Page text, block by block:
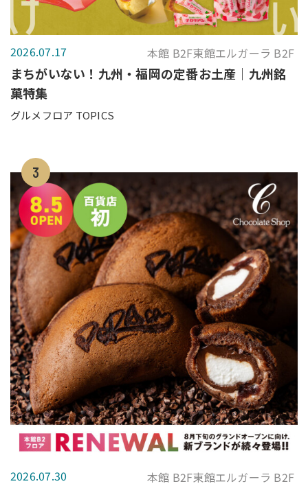
2026.07.17 本館 B2F東館エルガーラ B2F
まちがいない！九州・福岡の定番お土産｜九州銘
菓特集
グルメフロア TOPICS
3
2026.07.30 本館 B2F東館エルガーラ B2F